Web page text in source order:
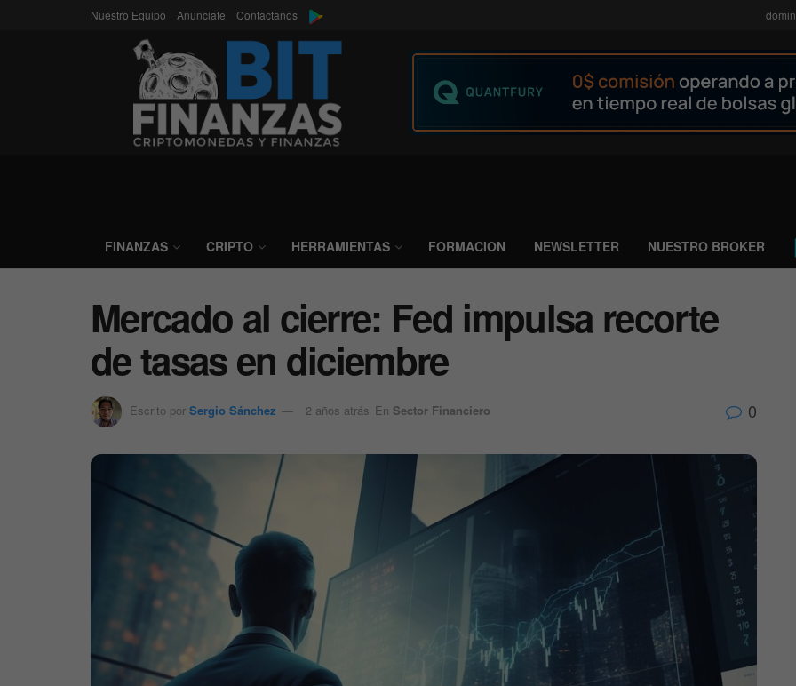
Nuestro Equipo Anunciate Contactanos
FINANZAS CRIPTO HERRAMIENTAS FORMACION NEWSLETTER NUESTRO BROKER
Mercado al cierre: Fed impulsa recorte
de tasas en diciembre
Escrito por Sergio Sánchez 2 años atrás En Sector Financiero 0